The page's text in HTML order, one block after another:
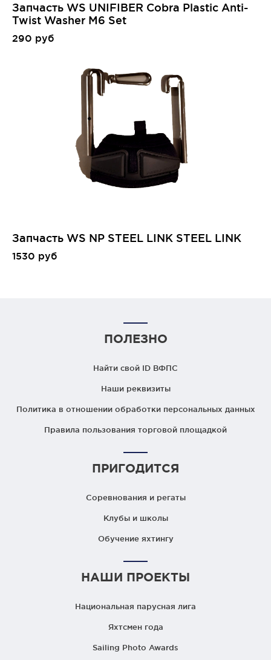
Запчасть WS UNIFIBER Cobra Plastic Anti-
Twist Washer M6 Set
290 руб
Запчасть WS NP STEEL LINK STEEL LINK
1530 руб
ПОЛЕЗНО
Найти свой ID ВФПС
Наши реквизиты
Политика в отношении обработки персональных данных
Правила пользования торговой площадкой
ПРИГОДИТСЯ
Соревнования и регаты
Клубы и школы
Обучение яхтингу
НАШИ ПРОЕКТЫ
Национальная парусная лига
Яхтсмен года
Sailing Photo Awards